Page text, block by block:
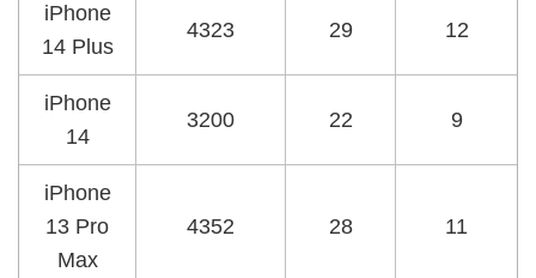
iPhone
14 Plus
4323 29 12
iPhone
14
3200 22 9
iPhone
13 Pro
Max
4352 28 11